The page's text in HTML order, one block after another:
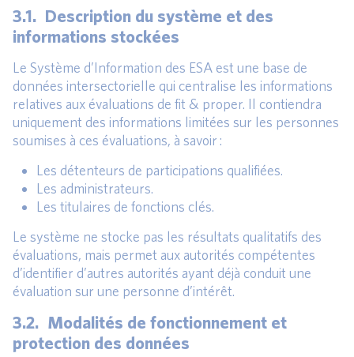
3.1. Description du système et des
informations stockées
Le Système d’Information des ESA est une base de
données intersectorielle qui centralise les informations
relatives aux évaluations de fit & proper. Il contiendra
uniquement des informations limitées sur les personnes
soumises à ces évaluations, à savoir :
Les détenteurs de participations qualifiées.
Les administrateurs.
Les titulaires de fonctions clés.
Le système ne stocke pas les résultats qualitatifs des
évaluations, mais permet aux autorités compétentes
d’identifier d’autres autorités ayant déjà conduit une
évaluation sur une personne d’intérêt.
3.2. Modalités de fonctionnement et
protection des données